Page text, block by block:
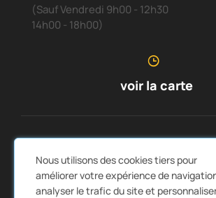
(Sauf Vendredi 9h00 - 12h30
14h00 - 18h00)
voir la carte
LIENS RAPIDES  CATALOGUES
Nous utilisons des cookies tiers pour
améliorer votre expérience de
analyser le trafic du site et